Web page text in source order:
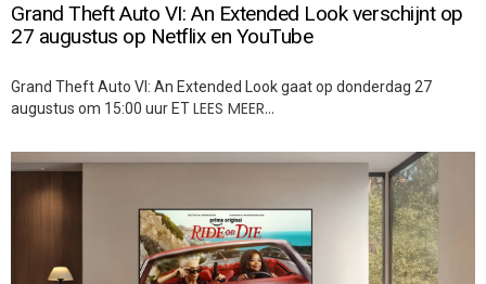
Grand Theft Auto VI: An Extended Look verschijnt op
27 augustus op Netflix en YouTube
Grand Theft Auto VI: An Extended Look gaat op donderdag 27
augustus om 15:00 uur ETLEES MEER…